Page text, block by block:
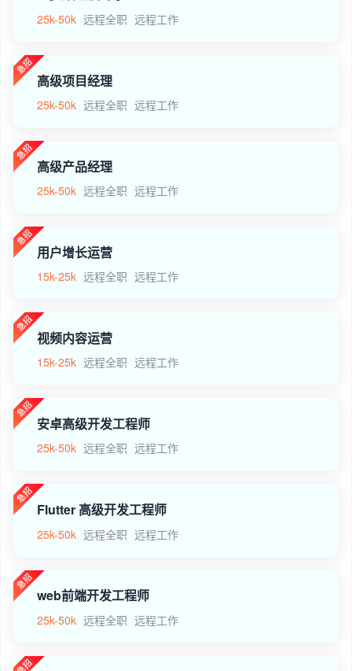
25k-50k 远程全职 远程工作
高级项目经理
25k-50k 远程全职 远程工作
高级产品经理
25k-50k 远程全职 远程工作
用户增长运营
15k-25k 远程全职 远程工作
视频内容运营
15k-25k 远程全职 远程工作
安卓高级开发工程师
25k-50k 远程全职 远程工作
Flutter 高级开发工程师
25k-50k 远程全职 远程工作
web前端开发工程师
25k-50k 远程全职 远程工作